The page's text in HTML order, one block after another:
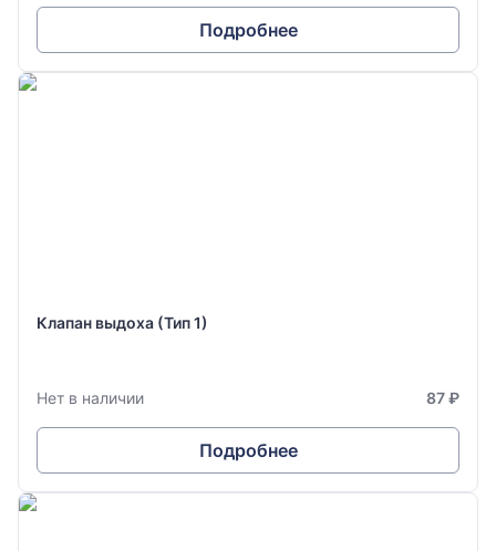
Подробнее
Клапан выдоха (Тип 1)
Нет в наличии 87 ₽
Подробнее